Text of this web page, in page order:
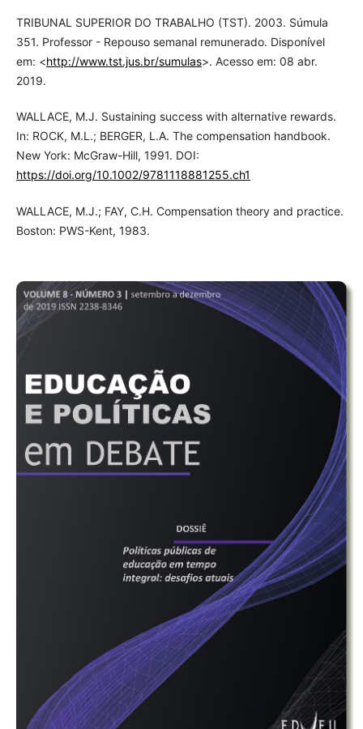
TRIBUNAL SUPERIOR DO TRABALHO (TST). 2003. Súmula
351. Professor - Repouso semanal remunerado. Disponível
em: <http://www.tst.jus.br/sumulas>. Acesso em: 08 abr.
2019.
WALLACE, M.J. Sustaining success with alternative rewards.
In: ROCK, M.L.; BERGER, L.A. The compensation handbook.
New York: McGraw-Hill, 1991. DOI:
https://doi.org/10.1002/9781118881255.ch1
WALLACE, M.J.; FAY, C.H. Compensation theory and practice.
Boston: PWS-Kent, 1983.